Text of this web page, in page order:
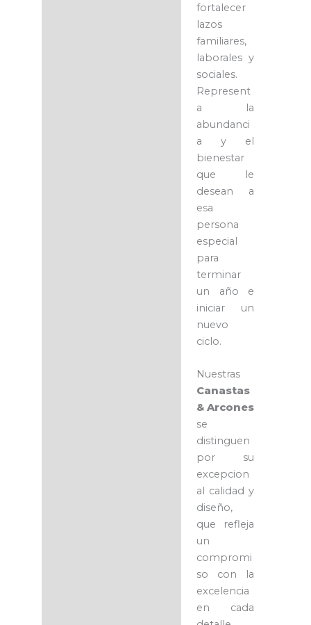
fortalecer
lazos
familiares,
laborales y
sociales.
Represent
a la
abundanci
a y el
bienestar
que le
desean a
esa
persona
especial
para
terminar
un año e
iniciar un
nuevo
ciclo.
Nuestras
Canastas
& Arcones
se
distinguen
por su
excepcion
al calidad y
diseño,
que refleja
un
compromi
so con la
excelencia
en cada